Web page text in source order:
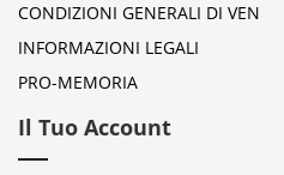
CONDIZIONI GENERALI DI VEN
INFORMAZIONI LEGALI
PRO-MEMORIA
Il Tuo Account